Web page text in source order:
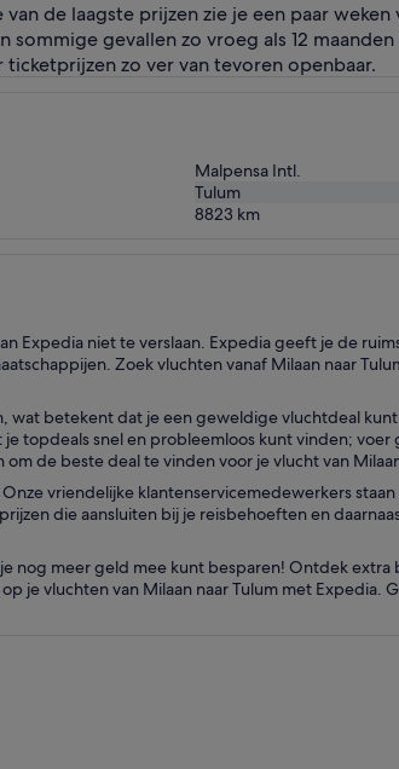
de laagste prijzen zie je een paar
gevallen zo vroeg als 12
zo ver van tevoren openbaar.
Malpensa Intl.
Tulum
8823 km
Expedia niet te verslaan. Expedia geeft je de
Zoek vluchten vanaf Milaan naar
wat betekent dat je een geweldige vluchtdeal
topdeals snel en probleemloos kunt vinden; voer
de beste deal te vinden voor je vlucht van
vriendelijke klantenservicemedewerkers
die aansluiten bij je reisbehoeften en
nog meer geld mee kunt besparen! Ontdek
je vluchten van Milaan naar Tulum met Expedia.